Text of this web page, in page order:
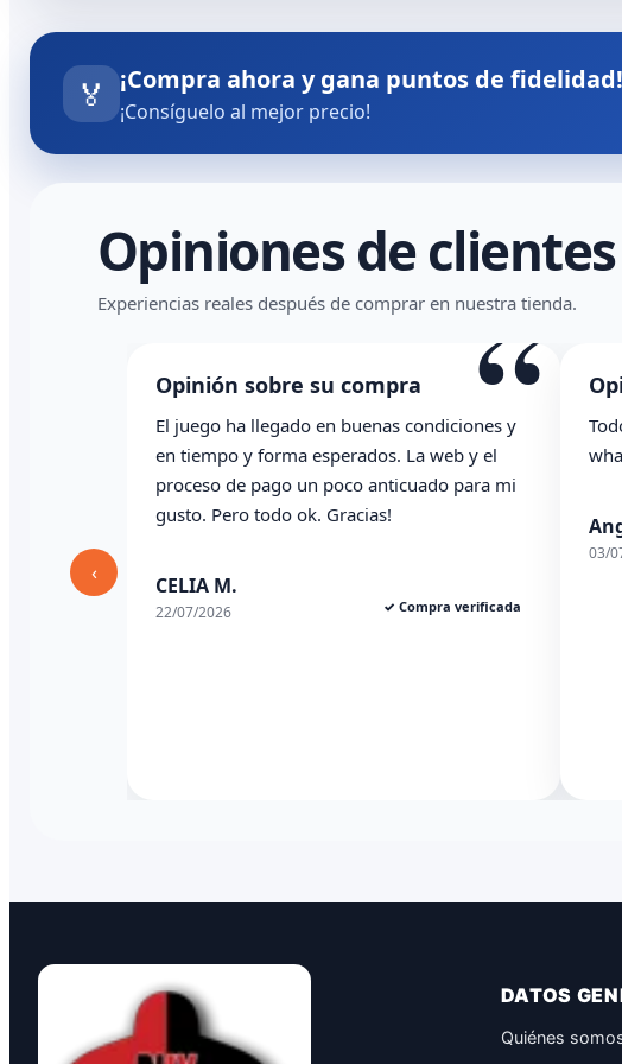
🏅 ¡Compra ahora y gana puntos de fidelidad!
¡Consíguelo al mejor precio!
Opiniones de clientes
Experiencias reales después de comprar en nuestra tienda.
‹
“ “
Opinión sobre su compra
Todo correcto. Genial la atención vía
whatsapp
Angel P.
DATOS
Quiénes